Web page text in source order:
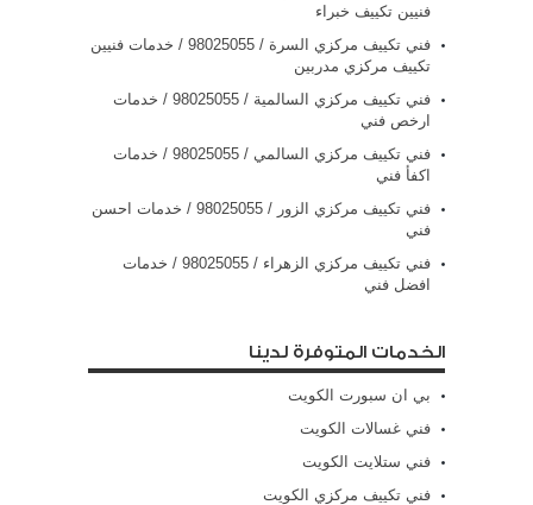
فنيين تكييف خبراء
فني تكييف مركزي السرة / 98025055 / خدمات فنيين
تكييف مركزي مدربين
فني تكييف مركزي السالمية / 98025055 / خدمات
ارخص فني
فني تكييف مركزي السالمي / 98025055 / خدمات
اكفأ فني
فني تكييف مركزي الزور / 98025055 / خدمات احسن
فني
فني تكييف مركزي الزهراء / 98025055 / خدمات
افضل فني
الخدمات المتوفرة لدينا
بي ان سبورت الكويت
فني غسالات الكويت
فني ستلايت الكويت
فني تكييف مركزي الكويت